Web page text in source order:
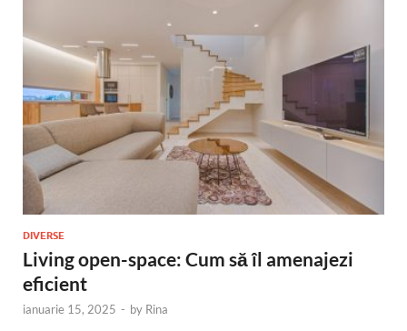
DIVERSE
Living open-space: Cum să îl amenajezi
eficient
ianuarie 15, 2025 - by Rina